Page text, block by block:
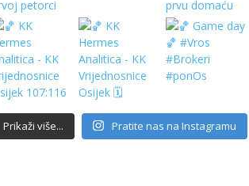
Prikaži više... Pratite nas na Instagramu